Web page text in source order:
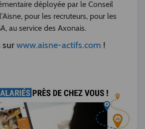
déployée par le Conseil
pour les recruteurs, pour les
au service des Axonais.
surwww.aisne-actifs.com !